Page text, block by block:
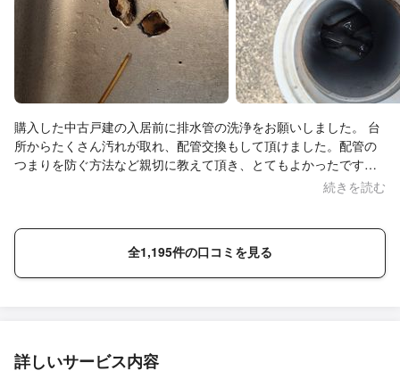
購入した中古戸建の入居前に排水管の洗浄をお願いしました。 台
所からたくさん汚れが取れ、配管交換もして頂けました。配管の
つまりを防ぐ方法など親切に教えて頂き、とてもよかったです。
周りに排水管の清掃を考えている人がいたら、ぜひ紹介したいと
続きを読む
全1,195件の口コミを見る
詳しいサービス内容